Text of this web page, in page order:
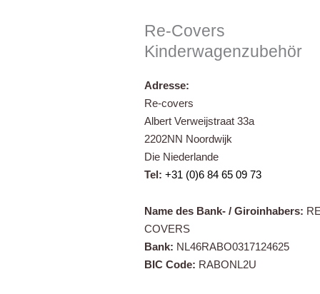
Re-Covers
Kinderwagenzubehör
Adresse:
Re-covers
Albert Verweijstraat 33a
2202NN Noordwijk
Die Niederlande
Tel: +31 (0)6 84 65 09 73
Name des Bank- / Giroinhabers:
COVERS
Bank: NL46RABO0317124625
BIC Code: RABONL2U